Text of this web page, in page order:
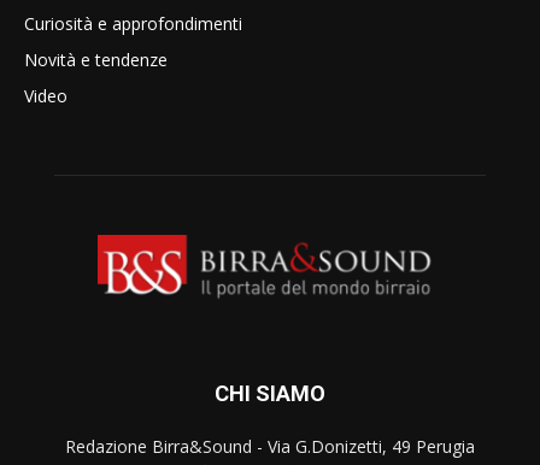
Curiosità e approfondimenti
Novità e tendenze
Video
CHI SIAMO
Redazione Birra&Sound - Via G.Donizetti, 49 Perugia